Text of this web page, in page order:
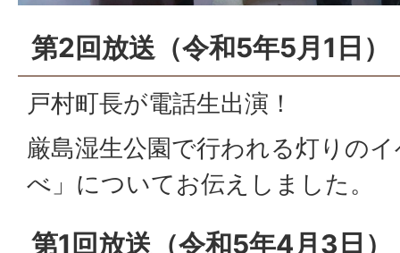
第2回放送（令和5年5月1日）
戸村町長が電話生出演！
厳島湿生公園で行われる灯りの
べ」についてお伝えしました。
第1回放送（令和5年4月3日）